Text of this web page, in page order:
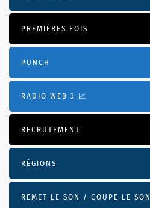
PREMIÈRES FOIS
PUNCH
RADIO WEB 3 📈
RECRUTEMENT
RÉGIONS
REMET LE SON / COUPE LE SON